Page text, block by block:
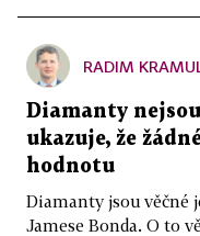
RADIM
Diamanty nejsou
ukazuje, že
hodnotu
Diamanty jsou věčné
Jamese Bonda. O to